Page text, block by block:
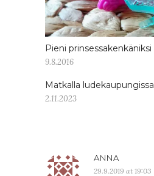
Pieni prinsessakenkäniksi
9.8.2016
Matkalla ludekaupungissa
2.11.2023
ANNA
29.9.2019 at 19:03